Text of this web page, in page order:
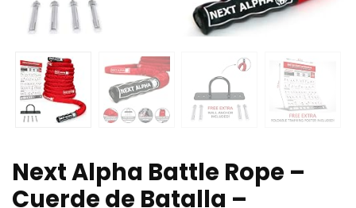
Next Alpha Battle Rope –
Cuerde de Batalla –